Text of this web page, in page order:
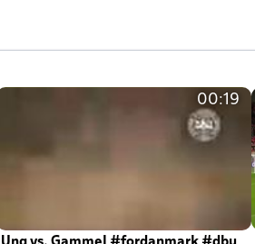
00:19